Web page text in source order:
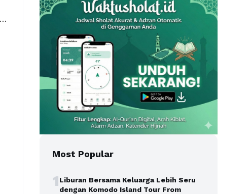
Most Popular
1Liburan Bersama Keluarga Lebih Seru
dengan Komodo Island Tour From